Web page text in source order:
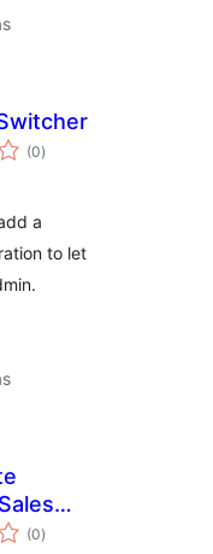
(0evaluación
total
)
a
to let
(0evaluación
total
)